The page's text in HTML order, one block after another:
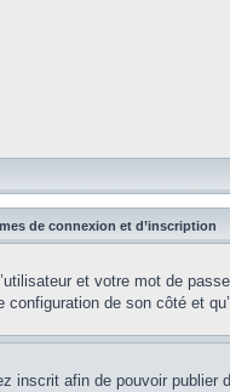
de connexion et d’inscription
et votre mot de
de son côté et
inscrit afin de pouvoir